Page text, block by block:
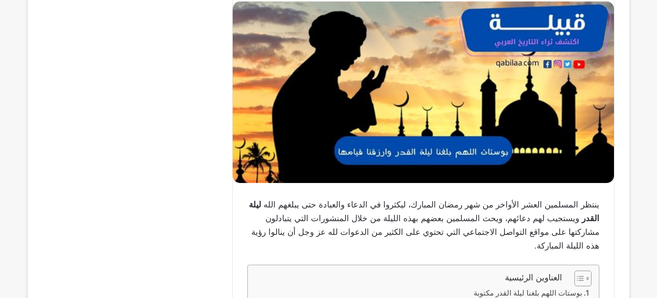
ينتظر المسلمين العشر الأواخر من شهر رمضان المبارك، ليكثروا في الدعاء والعبادة حتى يبلغهم الله ليلة
القدر ويستجيب لهم دعائهم، ويحث المسلمين بعضهم بهذه الليلة من خلال المنشورات التي يتبادلون
مشاركتها على مواقع التواصل الاجتماعي التي تحتوي على الكثير من الدعوات لله عز وجل أن ينالوا رؤية
هذه الليلة المباركة.
العناوين الرئيسية
بوستات اللهم بلغنا ليلة القدر مكتوبة